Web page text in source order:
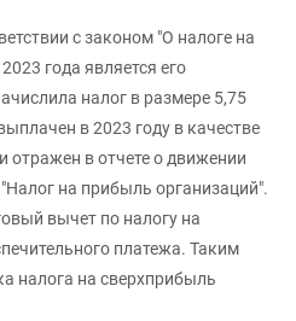
с законом "О налоге на
года является его
налог в размере 5,75
в 2023 году в качестве
отражен в отчете о движении
на прибыль организаций".
вычет по налогу на
платежа. Таким
налога на сверхприбыль